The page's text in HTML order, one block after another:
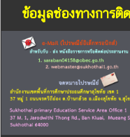
ข้อมูลช่องทางการ